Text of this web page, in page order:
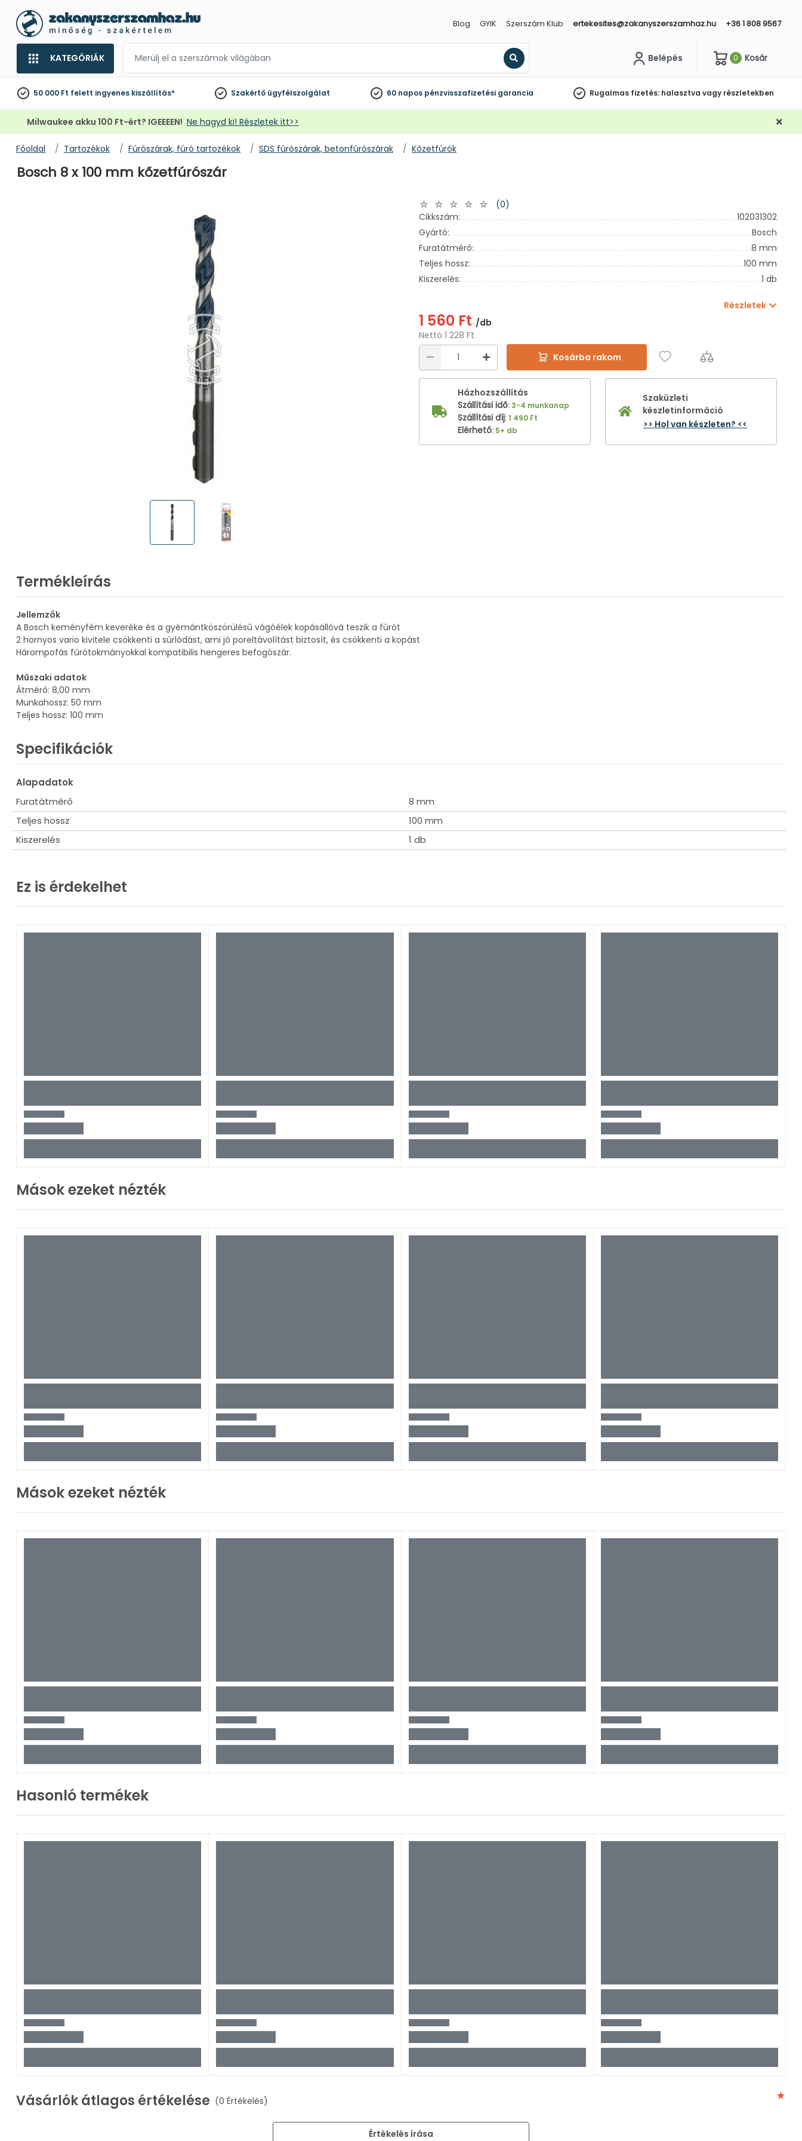
Blog GYIK Szerszám Klub ertekesites@zakanyszerszamhaz.hu +36 1 808 9567
KATEGÓRIÁK
Keresés
Belépés 0 Kosár
50 000 Ft felett ingyenes kiszállítás* Szakértő ügyfélszolgálat 60 napos pénzvisszafizetési garancia Rugalmas fizetés: halasztva vagy részletekben
Milwaukee akku 100 Ft-ért? IGEEEEN! Ne hagyd ki! Részletek itt>>
Főoldal Tartozékok Fúrószárak, fúró tartozékok SDS fúrószárak, betonfúrószárak Kőzetfúrók
Bosch 8 x 100 mm kőzetfúrószár
(0)
Cikkszám:
102031302
Gyártó:
Bosch
Furatátmérő:
8 mm
Teljes hossz:
100 mm
Kiszerelés:
1 db
Részletek
1 560 Ft /db
Nettó 1 228 Ft
Kosárba rakom
Házhozszállítás
Szállítási idő:3-4 munkanap
Szállítási díj:1 490 Ft
Elérhető: 5+ db
Szaküzleti
készletinformáció
>> Hol van készleten? <<
Termékleírás
Jellemzők
A Bosch keményfém keveréke és a gyémántköszörülésű vágóélek kopásállóvá teszik a fúrót
2 hornyos vario kivitele csökkenti a súrlódást, ami jó poreltávolítást biztosít, és csökkenti a kopást
Hárompofás fúrótokmányokkal kompatibilis hengeres befogószár.
Műszaki adatok
Átmérő: 8,00 mm
Munkahossz: 50 mm
Teljes hossz: 100 mm
Specifikációk
Alapadatok
Furatátmérő
8 mm
Teljes hossz
100 mm
Kiszerelés
1 db
Ez is érdekelhet
Mások ezeket nézték
Mások ezeket nézték
Hasonló termékek
Vásárlók átlagos értékelése (0 Értékelés)
Értékelés írása